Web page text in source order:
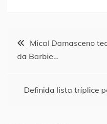
Navegação
Post
Mical Damasceno
da Barbie…
Definida lista tríplice